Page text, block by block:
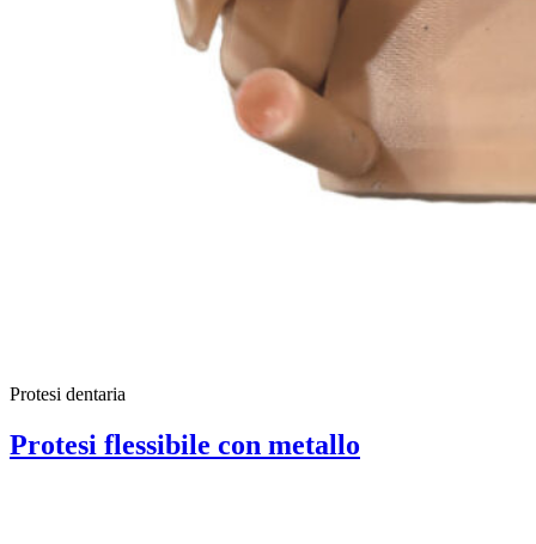
Protesi dentaria
Protesi flessibile con metallo